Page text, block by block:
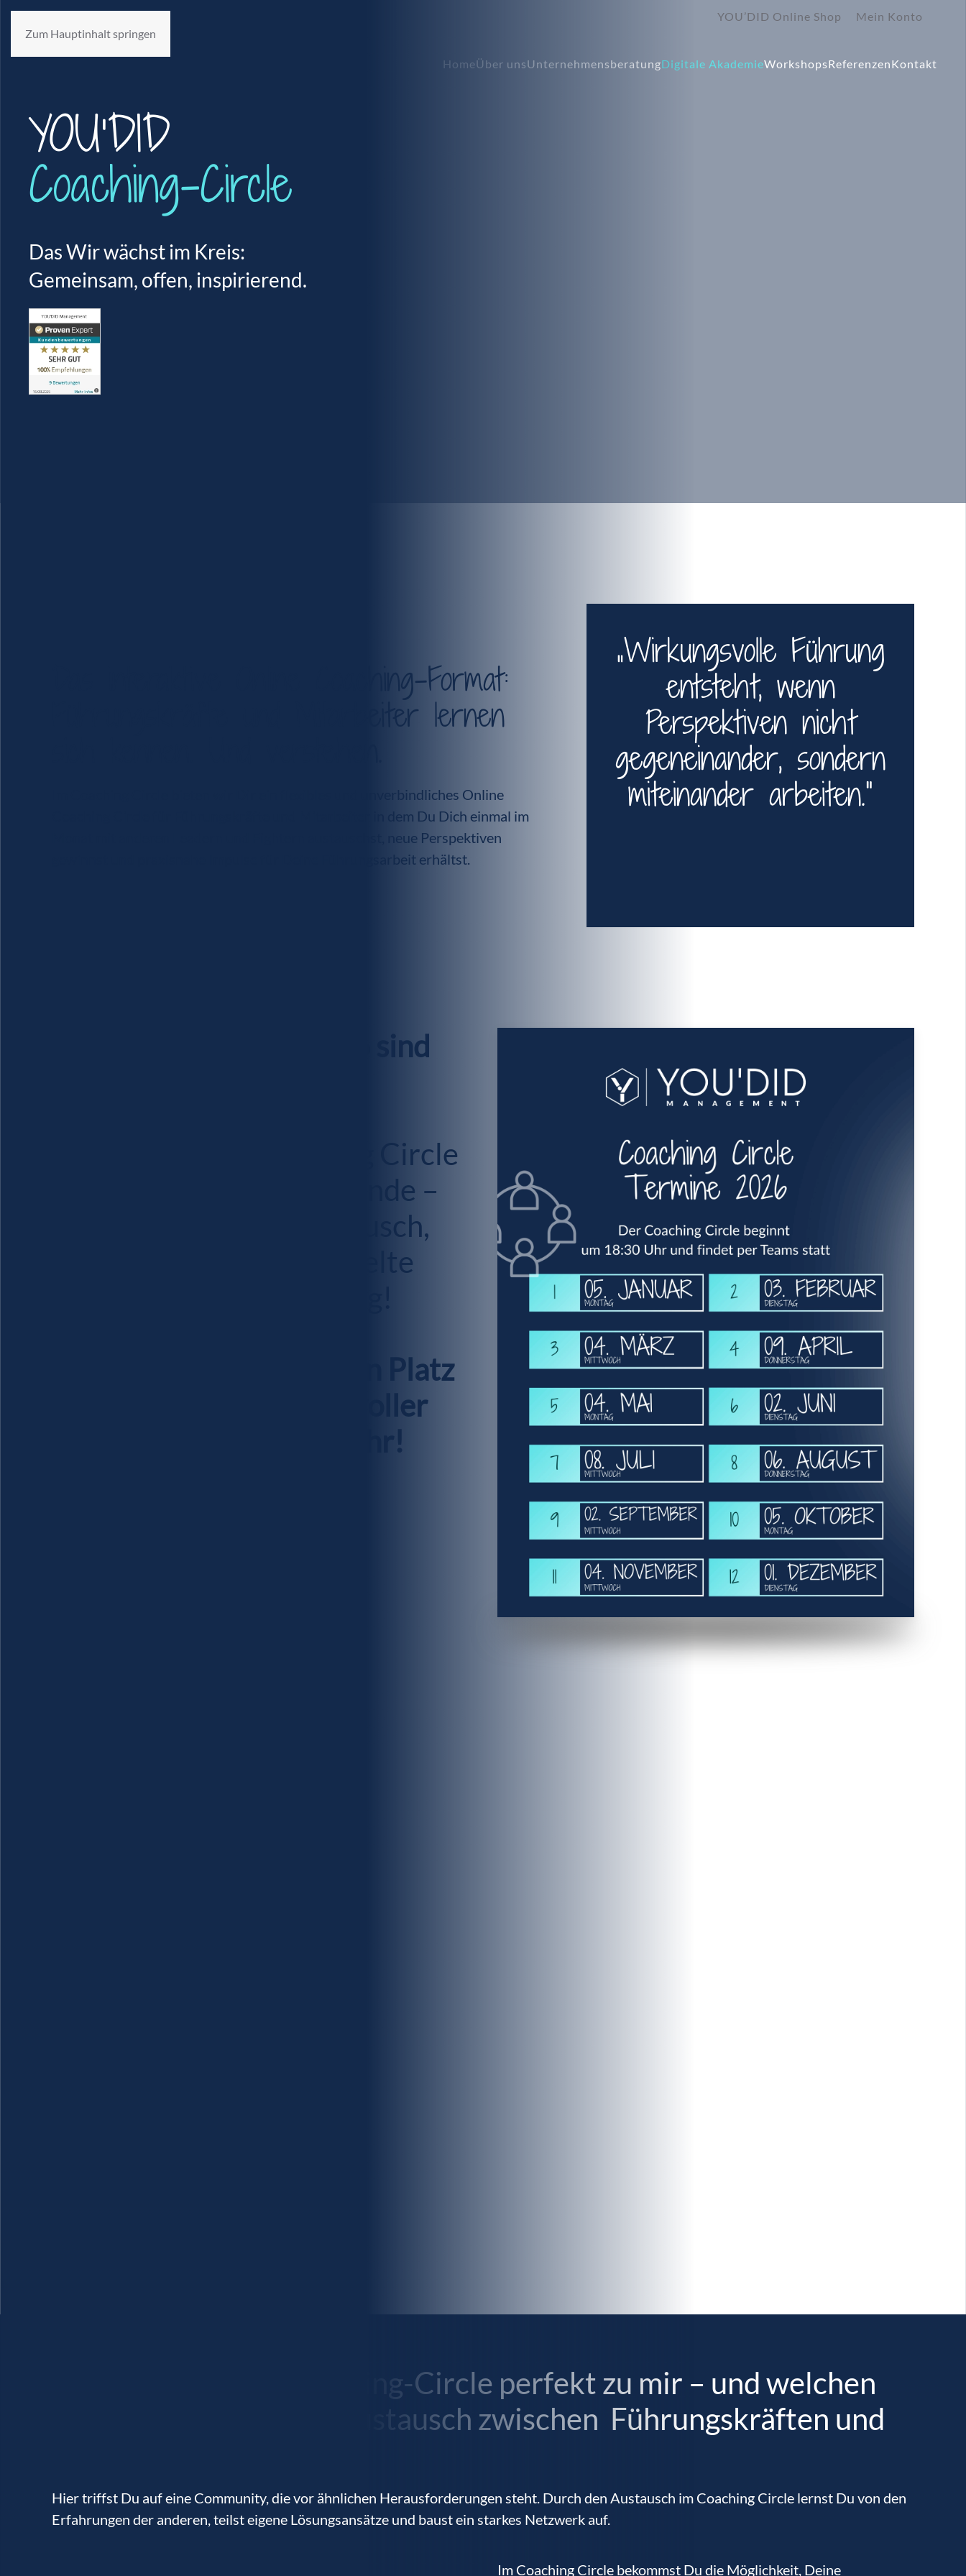
Zum Hauptinhalt springen
YOU’DID Online Shop Mein Konto
HomeÜber unsUnternehmensberatungDigitale AkademieWorkshopsReferenzenKontakt
YOU’DID
Coaching-Circle
Das Wir wächst im Kreis:
Gemeinsam, offen, inspirierend.
Das interaktive Online Coaching-Format:
Führungskräfte und Mitarbeiter lernen
Im Coaching Circle bieten wir Dir ein flexibles und unverbindliches Online
Coaching Circle für Führungskräfte und Mitarbeiter in dem Du Dich einmal im
Monat mit anderen Leadern und Fightern austauschst, neue Perspektiven
gewinnst und praxisnahe Impulse für Deine Führungsarbeit erhältst.
„Wirkungsvolle Führung
entsteht, wenn
Perspektiven nicht
gegeneinander, sondern
miteinander arbeiten.“
Die Termine für 2026 sind
Der YOU’DID Coaching Circle
geht in die nächste Runde –
Dein Raum für Austausch,
Inspiration und gezielte
Sichere Dir jetzt Deinen Platz
für 2026 und starte voller
Energie ins neue Jahr!
Warum passt der Coaching-Circle perfekt zu mir – und welchen
Vorteil bringt mir der Austausch zwischen Führungskräften und
Hier triffst Du auf eine Community, die vor ähnlichen Herausforderungen steht. Durch den Austausch im Coaching Circle lernst Du von den
Erfahrungen der anderen, teilst eigene Lösungsansätze und baust ein starkes Netzwerk auf.
Im Coaching Circle bekommst Du die Möglichkeit, Deine